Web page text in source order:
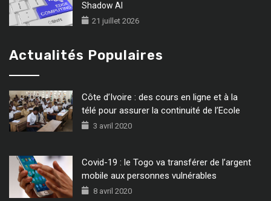
Shadow AI
21 juillet 2026
Actualités Populaires
Côte d’Ivoire : des cours en ligne et à la
télé pour assurer la continuité de l’Ecole
3 avril 2020
Covid-19 : le Togo va transférer de l’argent
mobile aux personnes vulnérables
8 avril 2020